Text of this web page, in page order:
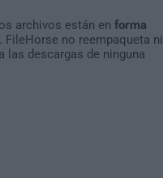
archivos están en forma
. FileHorse no reempaqueta ni
las descargas de ninguna